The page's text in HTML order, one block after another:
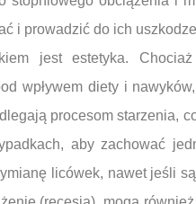
i prowadzić do ich
jest estetyka.
wpływem diety i
procesom starzenia,
aby zachować
licówek, nawet jeśli